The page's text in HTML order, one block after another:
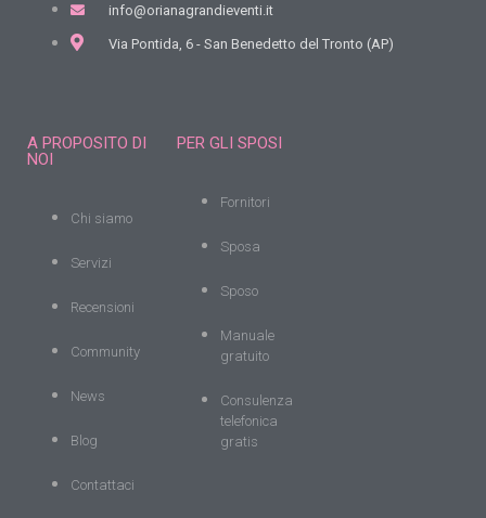
info@orianagrandieventi.it
Via Pontida, 6 - San Benedetto del Tronto (AP)
A PROPOSITO DI
NOI
Chi siamo
Servizi
Recensioni
Community
News
Blog
Contattaci
PER GLI SPOSI
Fornitori
Sposa
Sposo
Manuale
gratuito
Consulenza
telefonica
gratis